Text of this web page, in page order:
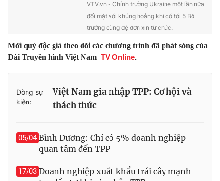
VTV.vn - Chính trường Ukraine một lần nữa
đối mặt với khủng hoảng khi có tới 5 Bộ
trưởng cùng đệ đơn xin từ chức.
Mời quý độc giả theo dõi các chương trình đã phát sóng của
Đài Truyền hình Việt Nam TV Online.
Dòng sự
kiện:
Việt Nam gia nhập TPP: Cơ hội và
thách thức
05/04 Bình Dương: Chỉ có 5% doanh nghiệp
quan tâm đến TPP
17/03 Doanh nghiệp xuất khẩu trái cây mạnh